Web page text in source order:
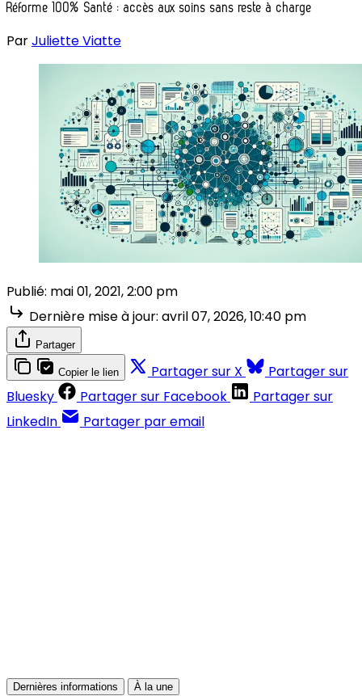
Réforme 100% Santé : accès aux soins sans reste à charge
ParJuliette Viatte
Publié: mai 01, 2021, 2:00 pm
Dernière mise à jour: avril 07, 2026, 10:40 pm
Partager
Copier le lien Partager sur X
Partager sur
Bluesky
Partager sur Facebook
Partager sur
LinkedIn
Partager par email
Dernières informations À la une